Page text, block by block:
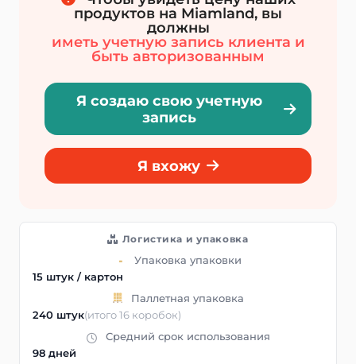
продуктов на Miamland, вы
должны
иметь учетную запись клиента и
быть авторизованным
Я создаю свою учетную
запись
Я вхожу
Логистика и упаковка
Упаковка упаковки
15 штук / картон
Паллетная упаковка
240 штук(итого 16 коробок)
Средний срок использования
98 дней